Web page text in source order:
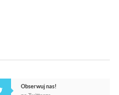
Obserwuj nas!